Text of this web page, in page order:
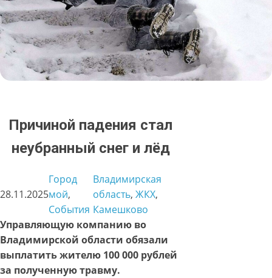
Причиной падения стал
неубранный снег и лёд
28.11.2025
Город
мой
События
Владимирская
область, ЖКХ
Камешково
Управляющую компанию во
Владимирской области обязали
выплатить жителю 100 000 рублей
за полученную травму.